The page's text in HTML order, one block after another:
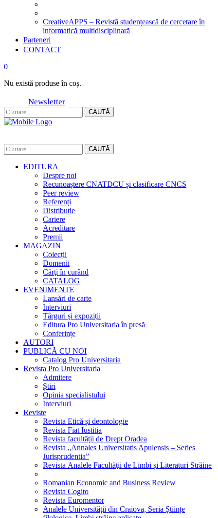
CreativeAPPS – Revistă studențească de cercetare în
informatică multidisciplinară
Parteneri
CONTACT
0
Nu există produse în coș.
Newsletter
CAUTĂ
CAUTĂ
EDITURA
Despre noi
Recunoaștere CNATDCU și clasificare CNCS
Peer review
Referenți
Distribuție
Cariere
Acreditare
Premii
MAGAZIN
Colecții
Domenii
Cărţi în curând
CATALOG
EVENIMENTE
Lansări de carte
Interviuri
Târguri și expoziții
Editura Pro Universitaria în presă
Conferințe
AUTORI
PUBLICĂ CU NOI
Catalog Pro Universitaria
Revista Pro Universitaria
Admitere
Știri
Opinia specialistului
Interviuri
Reviste
Revista Etică și deontologie
Revista Fiat Iustitia
Revista facultății de Drept Oradea
Revista „Annales Universitatis Apulensis – Series
Jurisprudentia”
Revista Analele Facultăţii de Limbi și Literaturi Străine
Romanian Economic and Business Review
Revista Cogito
Revista Euromentor
Analele Universității din Craiova, Seria Științe